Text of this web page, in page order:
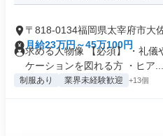
〒818-0134福岡県太宰府市大
月給23万円～45万100円
求める人物像 【必須】 ・礼儀
ケーションを図れる方 ・ヒア...
制服あり 業界未経験歓迎 +13個